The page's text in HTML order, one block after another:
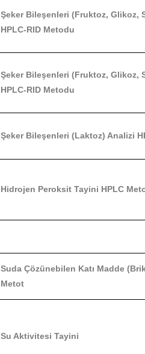
Şeker Bileşenleri (Fruktoz, Glikoz,
HPLC-RID Metodu
Şeker Bileşenleri (Fruktoz, Glikoz,
HPLC-RID Metodu
Şeker Bileşenleri (Laktoz) Analizi
Hidrojen Peroksit Tayini HPLC
Suda Çözünebilen Katı Madde
Metot
Su Aktivitesi Tayini